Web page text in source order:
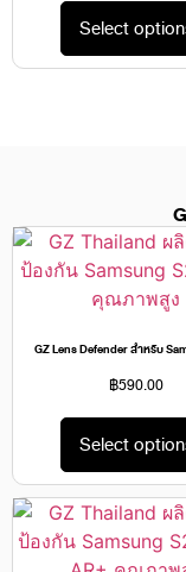
Select
GZ Lens Defender สำหรับ
฿590.00
Select